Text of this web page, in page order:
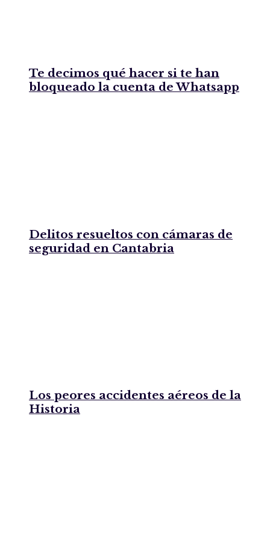
Te decimos qué hacer si te han
bloqueado la cuenta de Whatsapp
Delitos resueltos con cámaras de
seguridad en Cantabria
Los peores accidentes aéreos de la
Historia